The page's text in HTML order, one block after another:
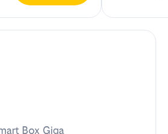
Box Giga